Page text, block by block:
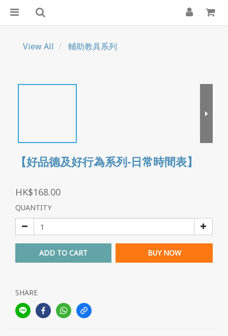
View All 輔助教具系列
【好品德及好行為系列-日常時間表】
HK$168.00
QUANTITY
ADD TO CART BUY NOW
SHARE